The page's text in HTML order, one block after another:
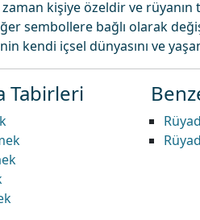
kişiye özeldir ve
sembollere bağlı olarak
kendi içsel dünyasını ve
Tabirleri